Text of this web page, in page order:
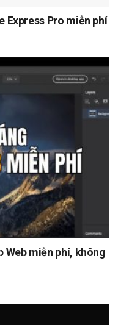
Express Pro miễn phí
Web miễn phí, không